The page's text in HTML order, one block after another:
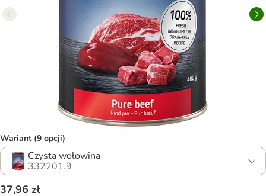
Wariant (9 opcji)
Czysta wołowina
332201.9
37,96 zł